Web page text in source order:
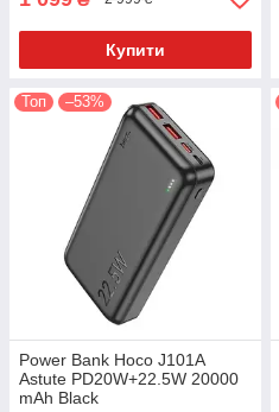
Купити
Топ –53%
Power Bank Hoco J101A
Astute PD20W+22.5W 20000
mAh Black